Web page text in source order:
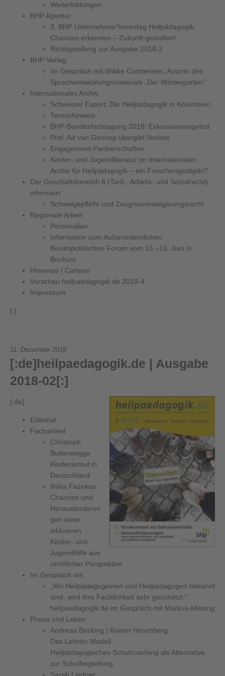
Weiterbildungen
BHP Agentur
3. BHP Unternehmer*innentag Heilpädagogik:
Chancen erkennen – Zukunft gestalten!
Richtigstellung zur Ausgabe 2018-2
BHP Verlag
Im Gespräch mit Wibke Carstensen, Autorin des
Sprachentwicklungsmaterials „Der Wörtergarten“
Internationales Archiv
Schweizer Export: Die Heilpädagogik in Kolumbien
Terminhinweis
BHP-Bundesfachtagung 2018: Exkursionsangebot
Prof. Ad van Gennep übergibt Vorlass
Engagement-Partnerschaften
Kinder- und Jugendliteratur im Internationalen
Archiv für Heilpädagogik – ein Forschungsobjekt?
Der Geschäftsbereich 6 (Tarif-, Arbeits- und Sozialrecht)
informiert
Schweigepflicht und Zeugnisverweigerungsrecht
Regionale Arbeit
Personalien
Information zum Außerordentlichen
Berufspolitischen Forum vom 15.–16. Juni in
Bochum
Hinweise | Cartoon
Vorschau heilpaedagogik.de 2018-4
Impressum
[:]
11. Dezember 2018
[:de]heilpaedagogik.de | Ausgabe
2018-02[:]
[:de]
Editorial
Fachartikel
Christoph
Butterwegge
Kinderarmut in
Deutschland
Réka Fazekas
Chancen und
Herausforderun
gen einer
inklusiven
Kinder- und
Jugendhilfe aus
rechtlicher Perspektive
Im Gespräch mit…
„Wo Heilpädagoginnen und Heilpädagogen bekannt
sind, wird ihre Fachlichkeit sehr geschätzt.“
heilpaedagogik.de im Gespräch mit Markus Allwang
Praxis und Leben
Andreas Becking | Rainer Hirschberg
Das Lehrter Modell
Heilpädagogisches Schulcoaching als Alternative
zur Schulbegleitung